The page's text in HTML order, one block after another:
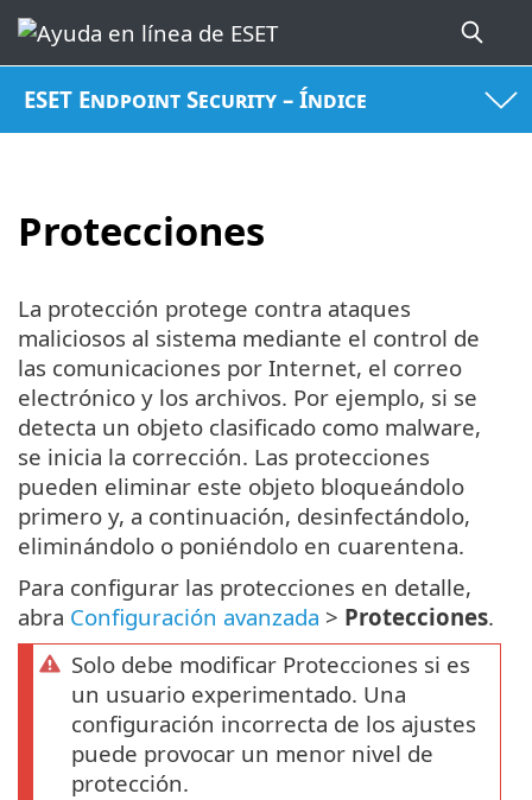
ESET Endpoint Security – Índice
Protecciones
La protección protege contra ataques
maliciosos al sistema mediante el control de
las comunicaciones por Internet, el correo
electrónico y los archivos. Por ejemplo, si se
detecta un objeto clasificado como malware,
se inicia la corrección. Las protecciones
pueden eliminar este objeto bloqueándolo
primero y, a continuación, desinfectándolo,
eliminándolo o poniéndolo en cuarentena.
Para configurar las protecciones en detalle,
abra Configuración avanzada > Protecciones.
Solo debe modificar Protecciones si es
un usuario experimentado. Una
configuración incorrecta de los ajustes
puede provocar un menor nivel de
protección.